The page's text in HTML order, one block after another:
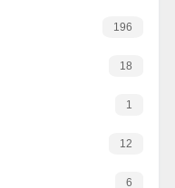
196
18
1
12
6